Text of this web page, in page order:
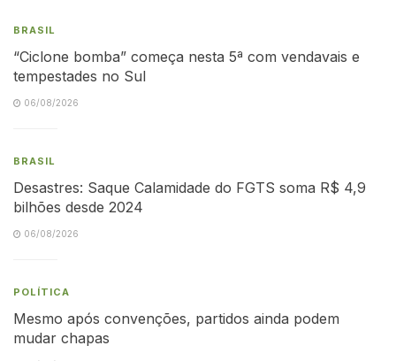
BRASIL
“Ciclone bomba” começa nesta 5ª com vendavais e
tempestades no Sul
06/08/2026
BRASIL
Desastres: Saque Calamidade do FGTS soma R$ 4,9
bilhões desde 2024
06/08/2026
POLÍTICA
Mesmo após convenções, partidos ainda podem
mudar chapas